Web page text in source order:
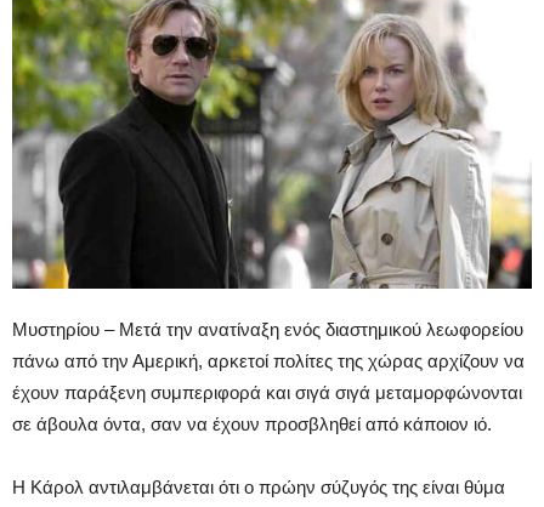
Μυστηρίου – Μετά την ανατίναξη ενός διαστημικού λεωφορείου
πάνω από την Αμερική, αρκετοί πολίτες της χώρας αρχίζουν να
έχουν παράξενη συμπεριφορά και σιγά σιγά μεταμορφώνονται
σε άβουλα όντα, σαν να έχουν προσβληθεί από κάποιον ιό.
Η Κάρολ αντιλαμβάνεται ότι ο πρώην σύζυγός της είναι θύμα